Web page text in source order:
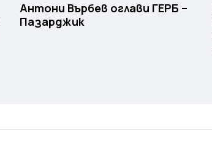
Антони Върбев оглави ГЕРБ –
Пазарджик